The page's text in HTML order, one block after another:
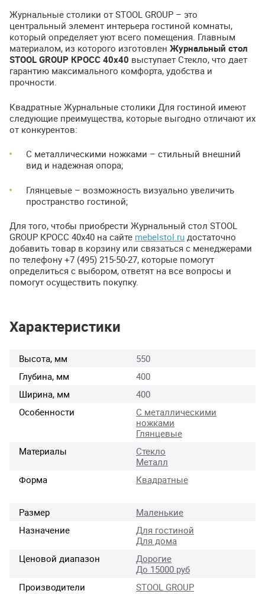
Журнальные столики от STOOL GROUP – это
центральный элемент интерьера гостиной комнаты,
который определяет уют всего помещения. Главным
материалом, из которого изготовлен Журнальный стол
STOOL GROUP КРОСС 40х40 выступает Стекло, что дает
гарантию максимального комфорта, удобства и
прочности.
Квадратные Журнальные столики Для гостиной имеют
следующие преимущества, которые выгодно отличают их
от конкурентов:
С металлическими ножками – стильный внешний
вид и надежная опора;
Глянцевые – возможность визуально увеличить
пространство гостиной;
Для того, чтобы приобрести Журнальный стол STOOL
GROUP КРОСС 40х40 на сайте mebelstol.ru достаточно
добавить товар в корзину или связаться с менеджерами
по телефону +7 (495) 215-50-27, которые помогут
определиться с выбором, ответят на все вопросы и
помогут осуществить покупку.
Характеристики
Высота, мм
550
Глубина, мм
400
Ширина, мм
400
Особенности
С металлическими
ножками
Глянцевые
Материалы
Стекло
Металл
Форма
Квадратные
Размер
Маленькие
Назначение
Для гостиной
Для дома
Ценовой диапазон
Дорогие
До 15000 руб
Производители
STOOL GROUP